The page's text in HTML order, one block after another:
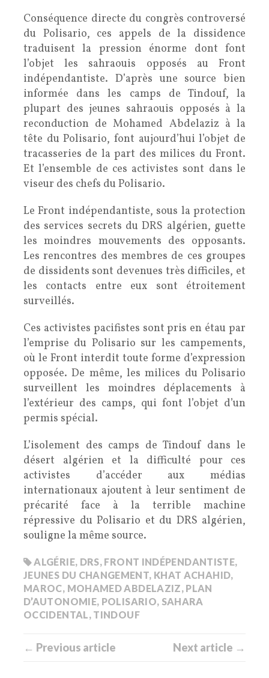
Conséquence directe du congrès controversé
du Polisario, ces appels de la dissidence
traduisent la pression énorme dont font
l’objet les sahraouis opposés au Front
indépendantiste. D’après une source bien
informée dans les camps de Tindouf, la
plupart des jeunes sahraouis opposés à la
reconduction de Mohamed Abdelaziz à la
tête du Polisario, font aujourd’hui l’objet de
tracasseries de la part des milices du Front.
Et l’ensemble de ces activistes sont dans le
viseur des chefs du Polisario.
Le Front indépendantiste, sous la protection
des services secrets du DRS algérien, guette
les moindres mouvements des opposants.
Les rencontres des membres de ces groupes
de dissidents sont devenues très difficiles, et
les contacts entre eux sont étroitement
surveillés.
Ces activistes pacifistes sont pris en étau par
l’emprise du Polisario sur les campements,
où le Front interdit toute forme d’expression
opposée. De même, les milices du Polisario
surveillent les moindres déplacements à
l’extérieur des camps, qui font l’objet d’un
permis spécial.
L’isolement des camps de Tindouf dans le
désert algérien et la difficulté pour ces
activistes d’accéder aux médias
internationaux ajoutent à leur sentiment de
précarité face à la terrible machine
répressive du Polisario et du DRS algérien,
souligne la même source.
ALGÉRIE, DRS, FRONT INDÉPENDANTISTE,
JEUNES DU CHANGEMENT, KHAT ACHAHID,
MAROC, MOHAMED ABDELAZIZ, PLAN
D’AUTONOMIE, POLISARIO, SAHARA
OCCIDENTAL, TINDOUF
← Previous article Next article →